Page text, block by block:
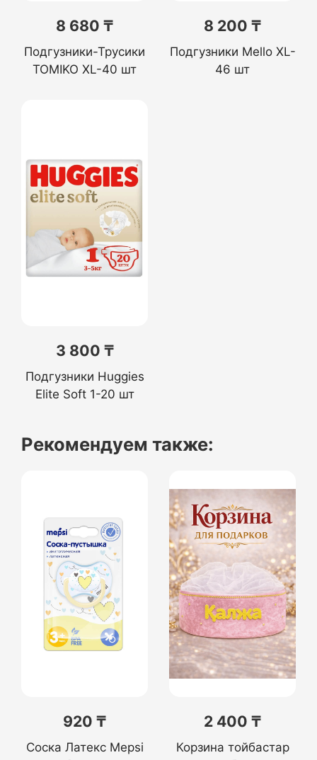
8 680 ₸
Подгузники-Трусики
TOMIKO XL-40 шт
8 200 ₸
Подгузники Mello XL-
46 шт
3 800 ₸
Подгузники Huggies
Elite Soft 1-20 шт
Рекомендуем также:
920 ₸
Соска Латекс Mepsi
2 400 ₸
Корзина тойбастар